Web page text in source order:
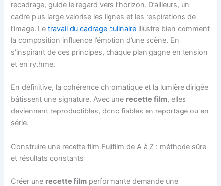
recadrage, guide le regard vers l’horizon. D’ailleurs, un
cadre plus large valorise les lignes et les respirations de
l’image. Letravail du cadrage culinaire illustre bien comment
la composition influence l’émotion d’une scène. En
s’inspirant de ces principes, chaque plan gagne en tension
et en rythme.
En définitive, la cohérence chromatique et la lumière dirigée
bâtissent une signature. Avec une recette film, elles
deviennent reproductibles, donc fiables en reportage ou en
série.
Construire une recette film Fujifilm de A à Z : méthode sûre
et résultats constants
Créer une recette film performante demande une